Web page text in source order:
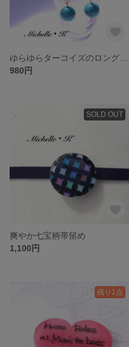
980円
SOLD OUT
爽やか七宝柄帯留め
1,100円
残り1点